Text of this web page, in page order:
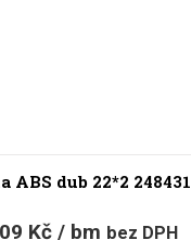
ABS dub 22*2 248431
Kč / bm bez DPH